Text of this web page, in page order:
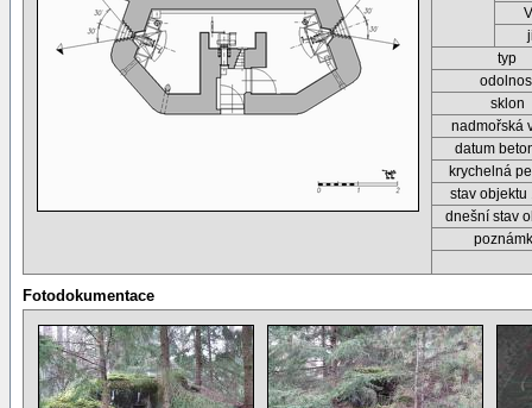
typ
sklon
nadmořská
datum
krychelná
stav objektu
dnešní stav
Fotodokumentace